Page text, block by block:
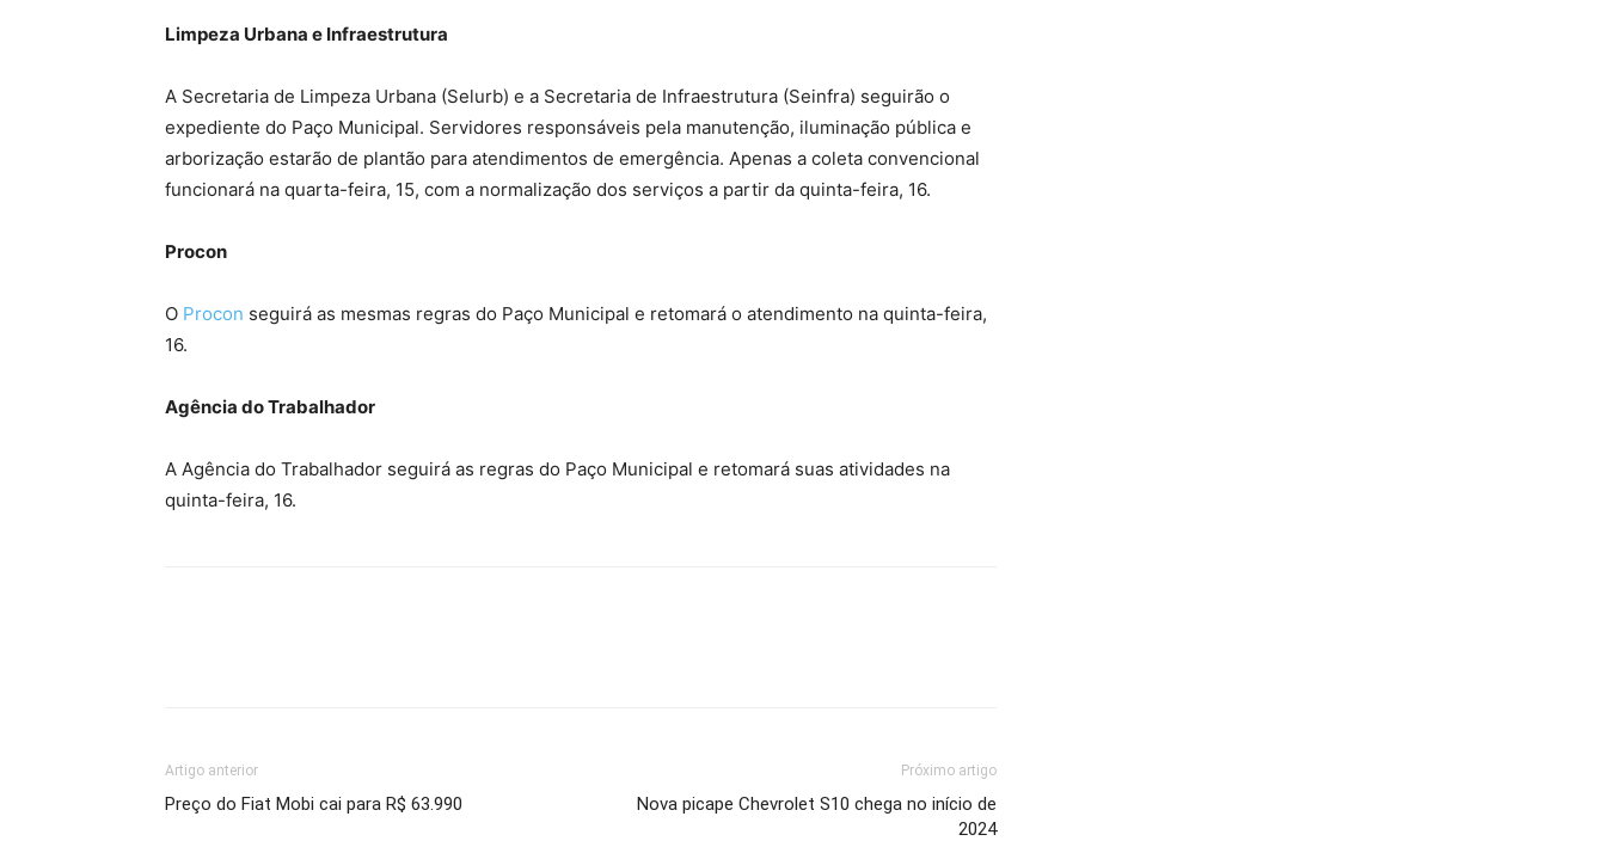
Limpeza Urbana e Infraestrutura
A Secretaria de Limpeza Urbana (Selurb) e a Secretaria de Infraestrutura (Seinfra) seguirão o
expediente do Paço Municipal. Servidores responsáveis pela manutenção, iluminação pública e
arborização estarão de plantão para atendimentos de emergência. Apenas a coleta convencional
funcionará na quarta-feira, 15, com a normalização dos serviços a partir da quinta-feira, 16.
Procon
O Procon seguirá as mesmas regras do Paço Municipal e retomará o atendimento na quinta-feira,
16.
Agência do Trabalhador
A Agência do Trabalhador seguirá as regras do Paço Municipal e retomará suas atividades na
quinta-feira, 16.
Artigo anterior
Preço do Fiat Mobi cai para R$ 63.990
Próximo artigo
Nova picape Chevrolet S10 chega no início de
2024